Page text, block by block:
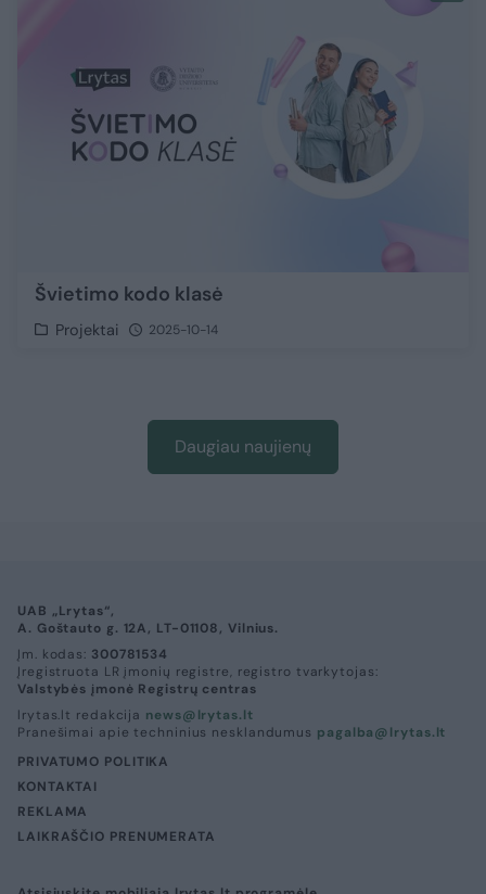
Švietimo kodo klasė
Projektai 2025-10-14
Daugiau naujienų
UAB „Lrytas“,
A. Goštauto g. 12A, LT-01108, Vilnius.
Įm. kodas: 300781534
Įregistruota LR įmonių registre, registro tvarkytojas:
Valstybės įmonė Registrų centras
lrytas.lt redakcija news@lrytas.lt
Pranešimai apie techninius nesklandumus pagalba@lrytas.lt
PRIVATUMO POLITIKA
KONTAKTAI
REKLAMA
LAIKRAŠČIO PRENUMERATA